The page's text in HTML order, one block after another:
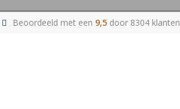
Beoordeeld met een 9,5 door 8304 klanten